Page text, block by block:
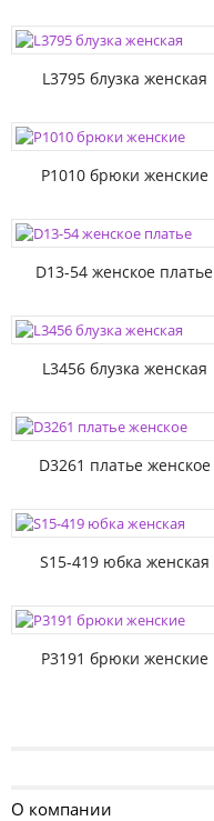
L3795 блузка женская
P1010 брюки женские
D13-54 женское платье
L3456 блузка женская
D3261 платье женское
S15-419 юбка женская
P3191 брюки женские
О компании